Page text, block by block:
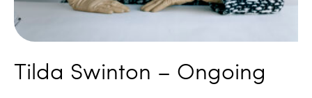
Tilda Swinton – Ongoing